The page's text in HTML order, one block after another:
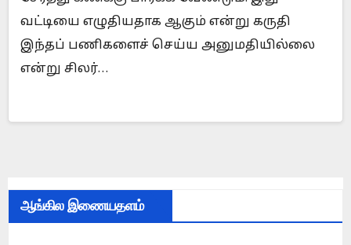
வட்டியை எழுதியதாக ஆகும் என்று கருதி
இந்தப் பணிகளைச் செய்ய அனுமதியில்லை
என்று சிலர்…
ஆங்கில இணையதளம்